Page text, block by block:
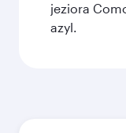
jeziora
azyl.